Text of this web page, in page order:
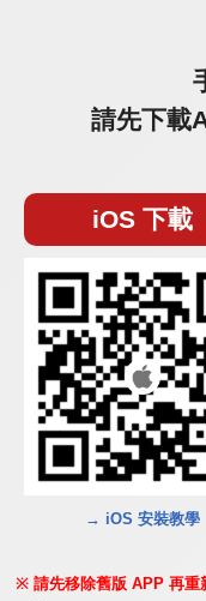
請先下載
iOS 下載
→ iOS 安裝教學
請先移除舊版 APP 再重